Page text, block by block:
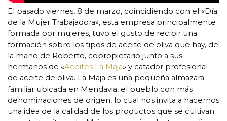
El pasado viernes, 8 de marzo, coincidiendo con el «Día
de la Mujer Trabajadora», esta empresa principalmente
formada por mujeres, tuvo el gusto de recibir una
formación sobre los tipos de aceite de oliva que hay, de
la mano de Roberto, copropietario junto a sus
hermanos de «Aceites La Maja» y catador profesional
de aceite de oliva. La Maja es una pequeña almazara
familiar ubicada en Mendavia, el pueblo con más
denominaciones de origen, lo cual nos invita a hacernos
una idea de la calidad de los productos que se cultivan